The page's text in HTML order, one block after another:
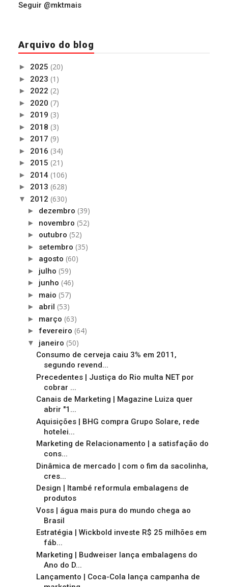
Seguir @mktmais
Arquivo do blog
► 2025 (20)
► 2023 (1)
► 2022 (2)
► 2020 (7)
► 2019 (3)
► 2018 (3)
► 2017 (9)
► 2016 (34)
► 2015 (21)
► 2014 (106)
► 2013 (628)
▼ 2012 (630)
► dezembro (39)
► novembro (52)
► outubro (52)
► setembro (35)
► agosto (60)
► julho (59)
► junho (46)
► maio (57)
► abril (53)
► março (63)
► fevereiro (64)
▼ janeiro (50)
Consumo de cerveja caiu 3% em 2011,
segundo revend...
Precedentes | Justiça do Rio multa NET por
cobrar ...
Canais de Marketing | Magazine Luiza quer
abrir "1...
Aquisições | BHG compra Grupo Solare, rede
hotelei...
Marketing de Relacionamento | a satisfação do
cons...
Dinâmica de mercado | com o fim da sacolinha,
cres...
Design | Itambé reformula embalagens de
produtos
Voss | água mais pura do mundo chega ao
Brasil
Estratégia | Wickbold investe R$ 25 milhões em
fáb...
Marketing | Budweiser lança embalagens do
Ano do D...
Lançamento | Coca-Cola lança campanha de